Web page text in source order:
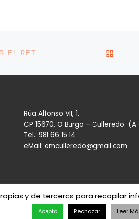
Rúa Alfonso VII, 1.
CP 15670, O Burgo – Culleredo (A
Tel.: 981 66 15 14
eMail: emculleredo@gmail.com
– Todos los derechos
y de terceros para recopilar
Acepto Rechazar Leer